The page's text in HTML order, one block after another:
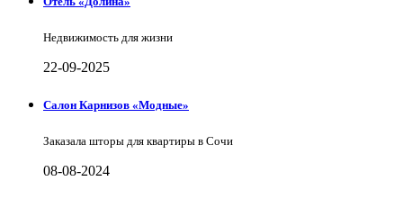
Недвижимость для жизни
22-09-2025
Салон Карнизов «Модные»
Заказала шторы для квартиры в Сочи
08-08-2024